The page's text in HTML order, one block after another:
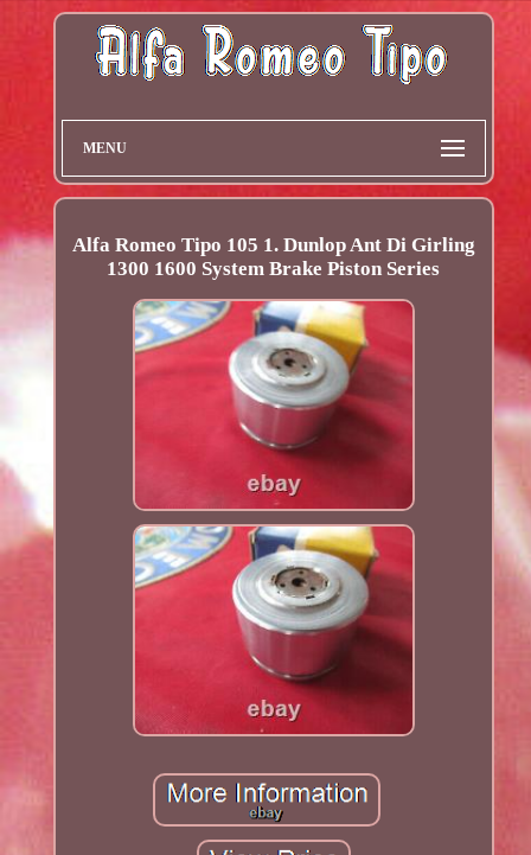
MENU
Alfa Romeo Tipo 105 1. Dunlop Ant Di Girling
1300 1600 System Brake Piston Series